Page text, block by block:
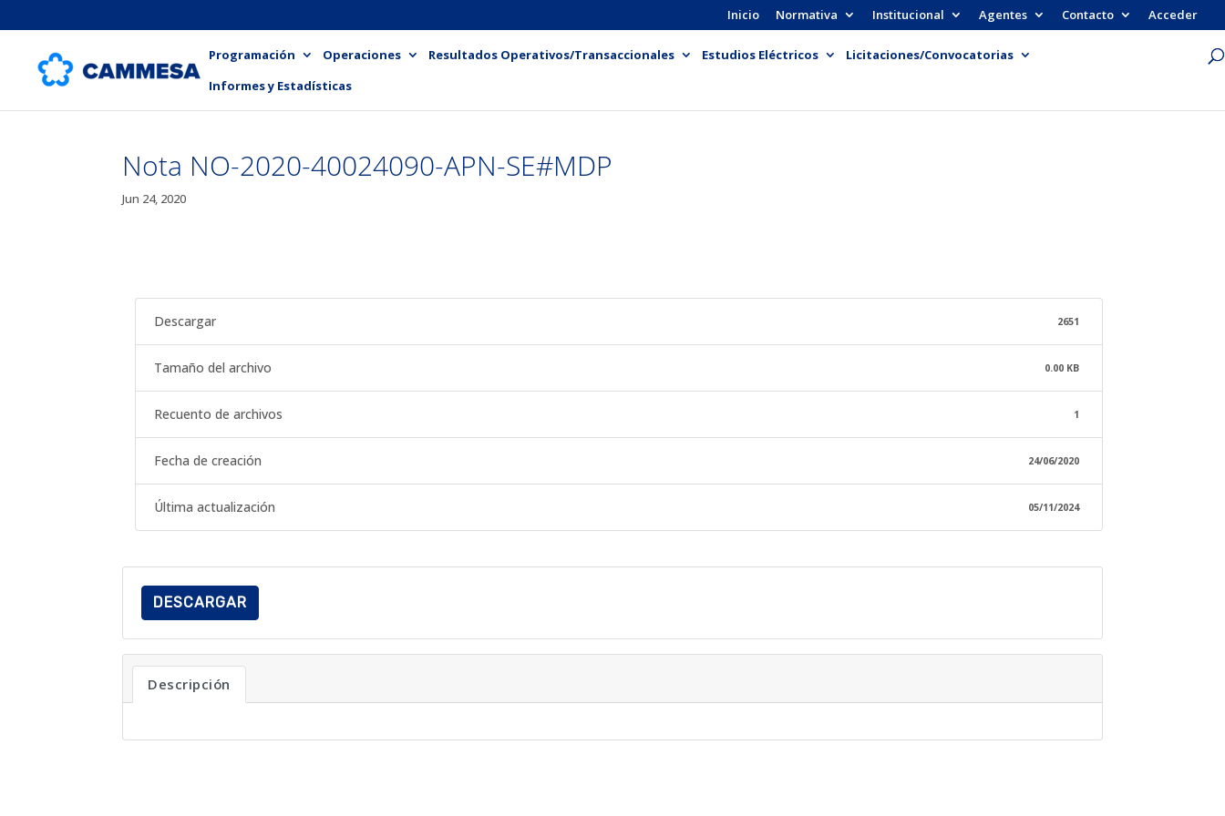
Inicio Normativa Institucional Agentes Contacto Acceder
Programación Operaciones Resultados Operativos/Transaccionales Estudios Eléctricos
Licitaciones/Convocatorias
Informes y Estadísticas
Nota NO-2020-40024090-APN-SE#MDP
Jun 24, 2020
Descargar 2651
Tamaño del archivo 0.00 KB
Recuento de archivos 1
Fecha de creación 24/06/2020
Última actualización 05/11/2024
DESCARGAR
Descripción